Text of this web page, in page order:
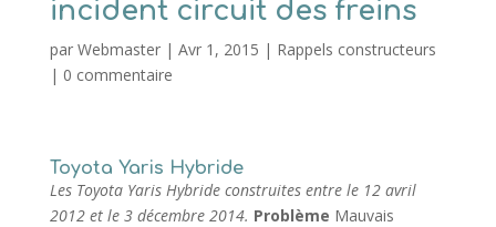
incident circuit des freins
par Webmaster| Avr 1, 2015 | Rappels constructeurs
| 0 commentaire
Toyota Yaris Hybride
Les Toyota Yaris Hybride construites entre le 12 avril
2012 et le 3 décembre 2014. Problème Mauvais